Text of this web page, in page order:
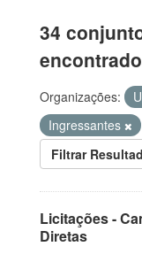
34
Organizações:
Ingressantes
Filtrar
Licitações -
Diretas